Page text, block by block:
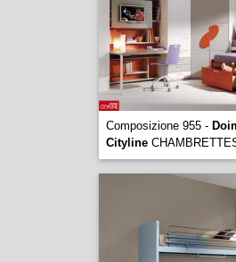
Composizione 955 -
Cityline